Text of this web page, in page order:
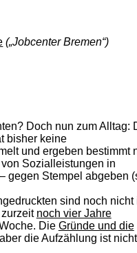
(„Jobcenter Bremen“)
Doch nun zum Alltag:
bisher keine
und ergeben bestimmt
Sozialleistungen in
gegen Stempel abgeben
sind noch nicht
noch vier Jahre
Die Gründe und die
die Aufzählung ist nicht